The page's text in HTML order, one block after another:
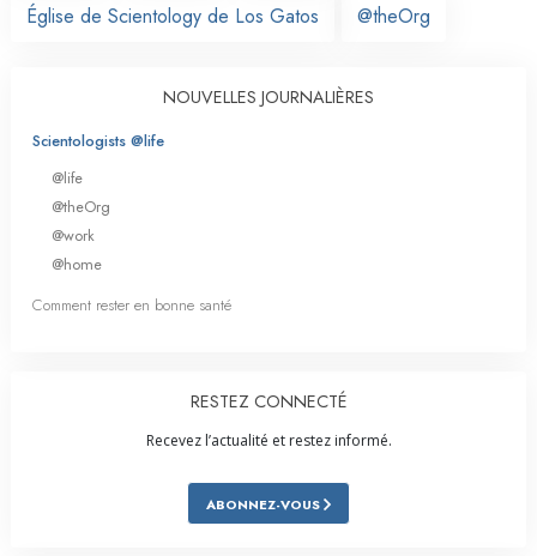
Église de Scientology de Los Gatos @theOrg
NOUVELLES JOURNALIÈRES
Scientologists @life
@life
@theOrg
@work
@home
Comment rester en bonne santé
RESTEZ CONNECTÉ
Recevez l’actualité et restez informé.
ABONNEZ-VOUS